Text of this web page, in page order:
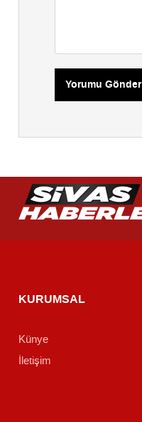
Yorumu Gönder
KURUMSAL
Künye
İletişim